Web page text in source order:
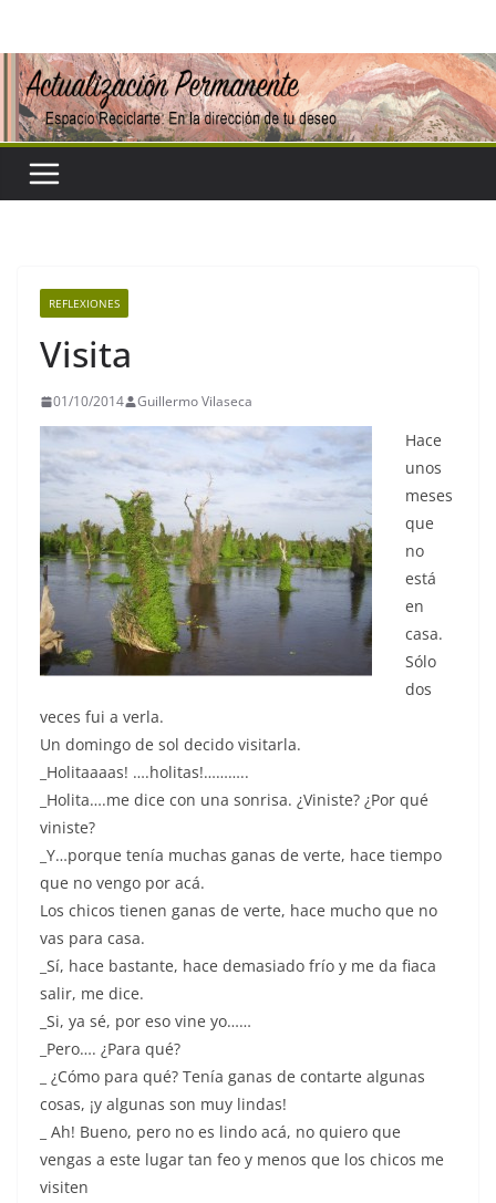
contenido
REFLEXIONES
Visita
01/10/2014 Guillermo Vilaseca
Hace
unos
meses
que
no
está
en
casa.
Sólo
dos
veces fui a verla.
Un domingo de sol decido visitarla.
_Holitaaaas! ….holitas!………..
_Holita….me dice con una sonrisa. ¿Viniste? ¿Por qué
viniste?
_Y…porque tenía muchas ganas de verte, hace tiempo
que no vengo por acá.
Los chicos tienen ganas de verte, hace mucho que no
vas para casa.
_Sí, hace bastante, hace demasiado frío y me da fiaca
salir, me dice.
_Si, ya sé, por eso vine yo……
_Pero…. ¿Para qué?
_ ¿Cómo para qué? Tenía ganas de contarte algunas
cosas, ¡y algunas son muy lindas!
_ Ah! Bueno, pero no es lindo acá, no quiero que
vengas a este lugar tan feo y menos que los chicos me
visiten